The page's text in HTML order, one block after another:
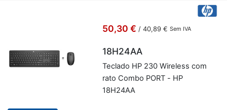
50,30 € / 40,89 € Sem IVA
18H24AA
Te­clado HP 230 Wi­re­less com
rato Combo PORT - HP
18H24AA